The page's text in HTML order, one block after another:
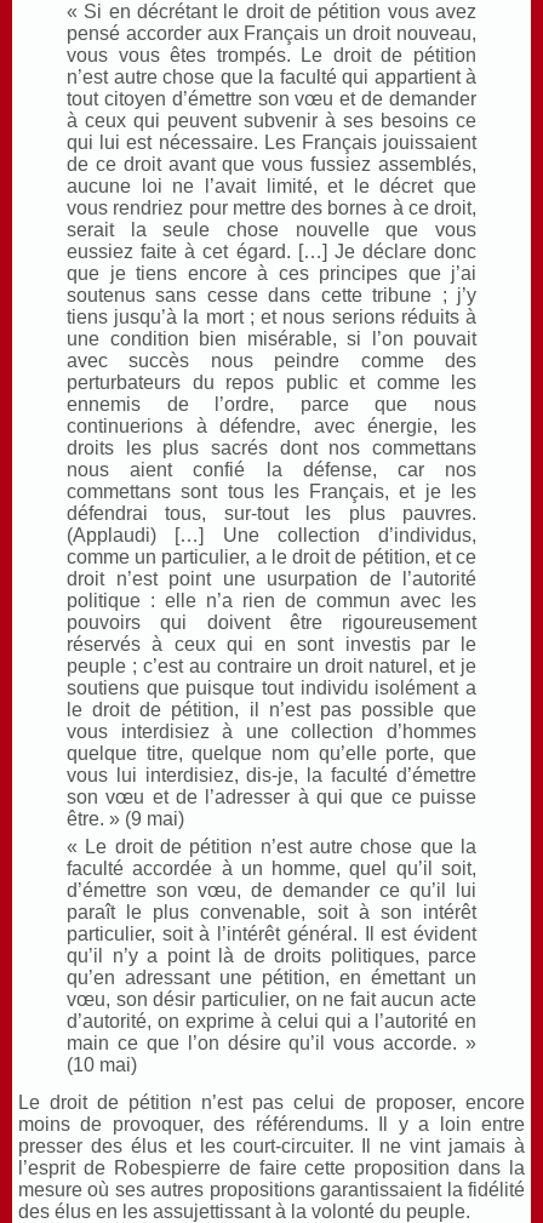
« Si en décrétant le droit de pétition vous avez
pensé accorder aux Français un droit nouveau,
vous vous êtes trompés. Le droit de pétition
n’est autre chose que la faculté qui appartient à
tout citoyen d’émettre son vœu et de demander
à ceux qui peuvent subvenir à ses besoins ce
qui lui est nécessaire. Les Français jouissaient
de ce droit avant que vous fussiez assemblés,
aucune loi ne l’avait limité, et le décret que
vous rendriez pour mettre des bornes à ce droit,
serait la seule chose nouvelle que vous
eussiez faite à cet égard. […] Je déclare donc
que je tiens encore à ces principes que j’ai
soutenus sans cesse dans cette tribune ; j’y
tiens jusqu’à la mort ; et nous serions réduits à
une condition bien misérable, si l’on pouvait
avec succès nous peindre comme des
perturbateurs du repos public et comme les
ennemis de l’ordre, parce que nous
continuerions à défendre, avec énergie, les
droits les plus sacrés dont nos commettans
nous aient confié la défense, car nos
commettans sont tous les Français, et je les
défendrai tous, sur-tout les plus pauvres.
(Applaudi) […] Une collection d’individus,
comme un particulier, a le droit de pétition, et ce
droit n’est point une usurpation de l’autorité
politique : elle n’a rien de commun avec les
pouvoirs qui doivent être rigoureusement
réservés à ceux qui en sont investis par le
peuple ; c’est au contraire un droit naturel, et je
soutiens que puisque tout individu isolément a
le droit de pétition, il n’est pas possible que
vous interdisiez à une collection d’hommes
quelque titre, quelque nom qu’elle porte, que
vous lui interdisiez, dis-je, la faculté d’émettre
son vœu et de l’adresser à qui que ce puisse
être. » (9 mai)
« Le droit de pétition n’est autre chose que la
faculté accordée à un homme, quel qu’il soit,
d’émettre son vœu, de demander ce qu’il lui
paraît le plus convenable, soit à son intérêt
particulier, soit à l’intérêt général. Il est évident
qu’il n’y a point là de droits politiques, parce
qu’en adressant une pétition, en émettant un
vœu, son désir particulier, on ne fait aucun acte
d’autorité, on exprime à celui qui a l’autorité en
main ce que l’on désire qu’il vous accorde. »
(10 mai)
Le droit de pétition n’est pas celui de proposer, encore
moins de provoquer, des référendums. Il y a loin entre
presser des élus et les court-circuiter. Il ne vint jamais à
l’esprit de Robespierre de faire cette proposition dans la
mesure où ses autres propositions garantissaient la fidélité
des élus en les assujettissant à la volonté du peuple.